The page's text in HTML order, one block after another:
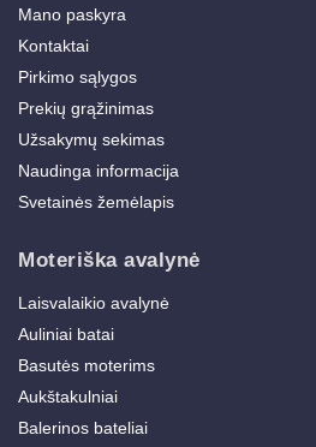
Mano paskyra
Kontaktai
Pirkimo sąlygos
Prekių grąžinimas
Užsakymų sekimas
Naudinga informacija
Svetainės žemėlapis
Moteriška avalynė
Laisvalaikio avalynė
Auliniai batai
Basutės moterims
Aukštakulniai
Balerinos bateliai